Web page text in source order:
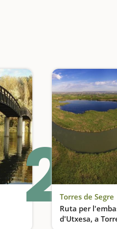
2Torres de Segre
Ruta per
d'Utxesa, a